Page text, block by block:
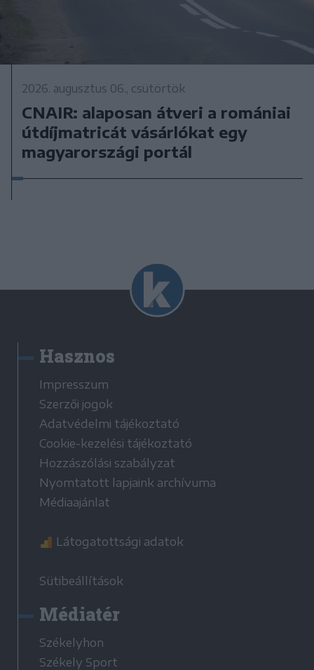
2026. augusztus 06., csütörtök
CNAIR: alaposan átveri a romániai
útdíjmatricát vásárlókat egy
magyarországi portál
Hasznos
Impresszum
Szerzői jogok
Adatvédelmi tájékoztató
Cookie-kezelési tájékoztató
Hozzászólási szabályzat
Nyomtatott lapjaink archívuma
Médiaajánlat
Látogatottsági adatok
Sütibeállítások
Médiatér
Székelyhon
Székely Sport